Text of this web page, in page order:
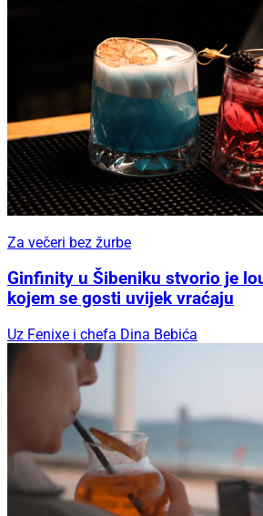
Za večeri bez žurbe
Ginfinity u Šibeniku stvorio je
kojem se gosti uvijek vraćaju
Uz Fenixe i chefa Dina Bebića